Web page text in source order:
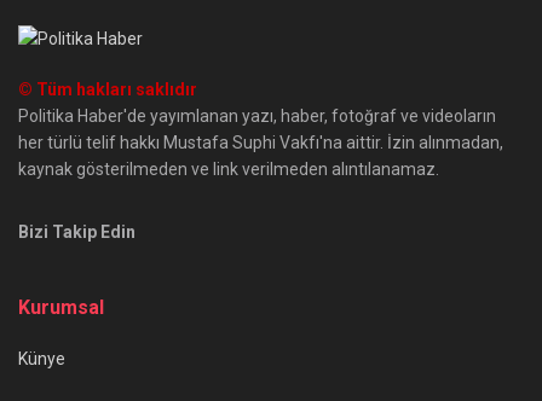
© Tüm hakları saklıdır
Politika Haber'de yayımlanan yazı, haber, fotoğraf ve videoların
her türlü telif hakkı Mustafa Suphi Vakfı'na aittir. İzin alınmadan,
kaynak gösterilmeden ve link verilmeden alıntılanamaz.
Bizi Takip Edin
Kurumsal
Künye